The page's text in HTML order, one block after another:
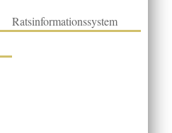
Ratsinformationssystem